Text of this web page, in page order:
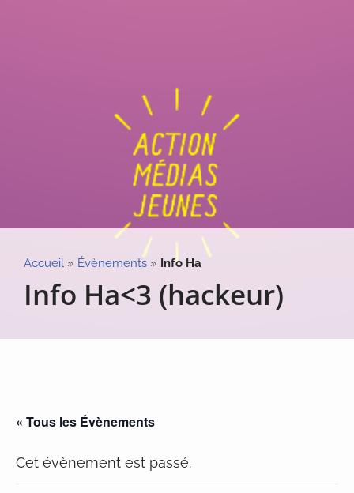
Accueil » Évènements » Info Ha
Info Ha<3 (hackeur)
« Tous les Évènements
Cet évènement est passé.